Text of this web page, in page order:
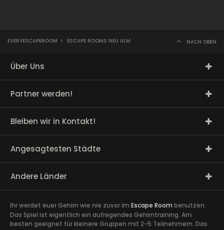
EVERYESCAPEROOM > ESCAPE ROOMS NEU ULM NACH OBEN
Über Uns
Partner werden!
Bleiben wir in Kontakt!
Angesagtesten Städte
Andere Länder
Ihr werdet euer Gehirn wie nie zuvor im Escape Room benutzen.
Das Spiel ist eigentlich ein aufregendes Gehirntraining. Am
besten geeignet für kleinere Gruppen mit 2-5 Teilnehmern. Das